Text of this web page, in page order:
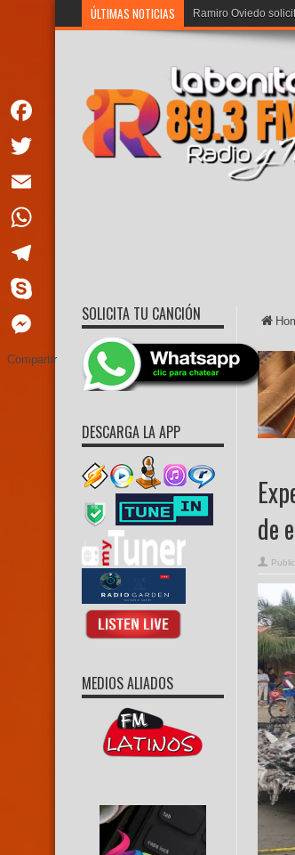
ÚLTIMAS NOTICIAS Ramiro Oviedo
de
SOLICITA TU CANCIÓN
DESCARGA LA APP
MEDIOS ALIADOS
Facebook
Twitter
Email
WhatsApp
Telegram
Skype
Messenger
Compartir